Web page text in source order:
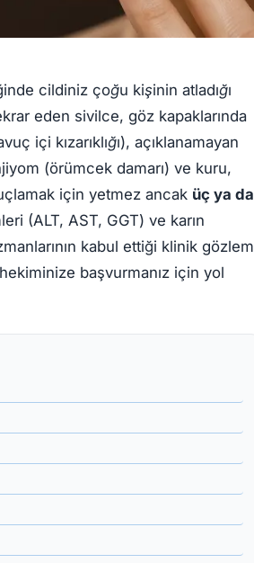
cildiniz çoğu kişinin atladığı
eden sivilce, göz kapaklarında
içi kızarıklığı), açıklanamayan
(örümcek damarı) ve kuru,
için yetmez ancak üç ya da
(ALT, AST, GGT) ve karın
kabul ettiği klinik gözlem
başvurmanız için yol